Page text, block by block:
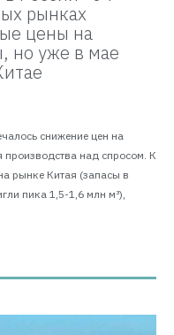
рынках
цены на
но уже в мае
снижение цен на
над спросом. К
рынке Китая (запасы в
пика 1,5-1,6 млн м³),